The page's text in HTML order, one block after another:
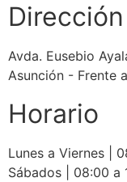
Dirección
Avda. Eusebio
Asunción - Frente
Horario
Lunes a Viernes |
Sábados | 08:00 a